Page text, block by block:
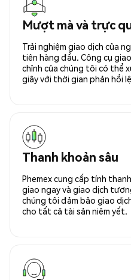
Mượt mà và trực
Trải nghiệm giao dịch của
tiên hàng đầu. Công cụ
chỉnh của chúng tôi có thể
giây với thời gian phản hồi
Thanh khoản sâu
Phemex cung cấp tính
giao ngay và giao dịch
chúng tôi đảm bảo giao
cho tất cả tài sản niêm yết.